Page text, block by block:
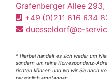
Grafenberger Allee
+49 (0)211 616 634
duesseldorf@e-
* Hierbei handelt es sich weder um
sondern um reine Korrespondenz-
richten können und wo wir Sie nach
persönlich empfangen.